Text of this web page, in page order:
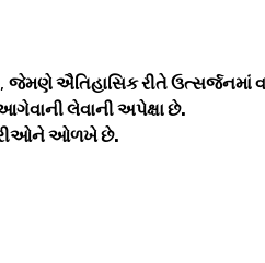
, જેમણે ઐતિહાસિક રીતે ઉત્સર્જનમાં
લેવાની અપેક્ષા છે.
ઓળખે છે.